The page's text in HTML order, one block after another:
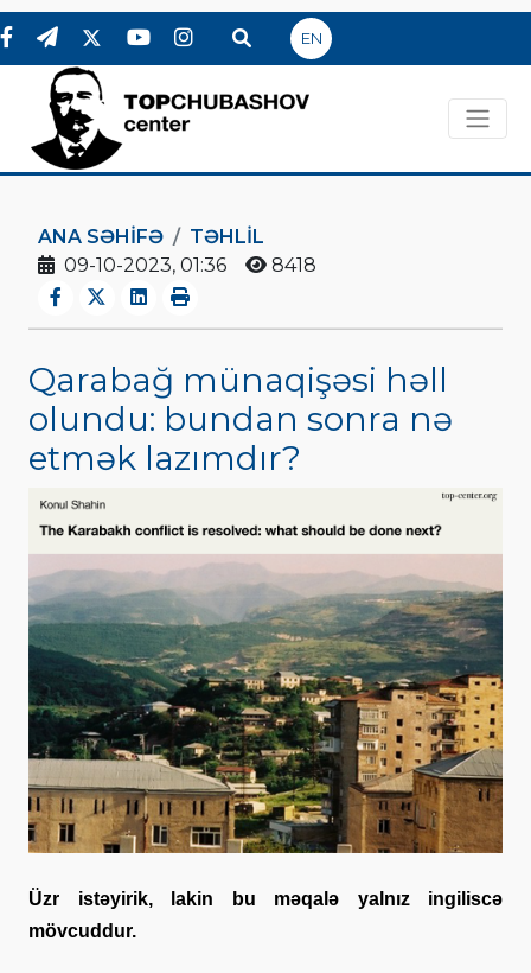
EN
ANA SƏHIFƏ
TƏHLİL
09-10-2023, 01:36
8418
Qarabağ münaqişəsi həll
olundu: bundan sonra nə
etmək lazımdır?
Üzr istəyirik, lakin bu məqalə yalnız ingiliscə
mövcuddur.